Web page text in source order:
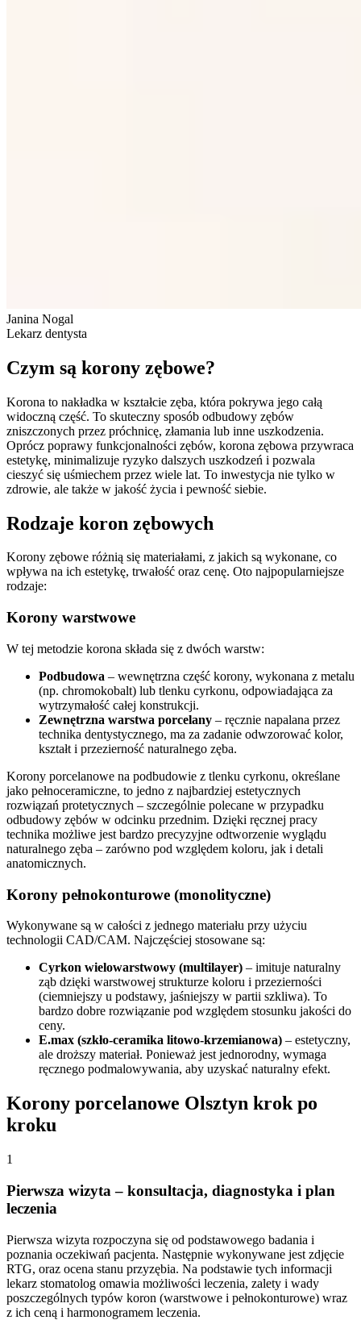
Janina Nogal
Lekarz dentysta
Czym są korony zębowe?
Korona to nakładka w kształcie zęba, która pokrywa jego całą
widoczną część. To skuteczny sposób odbudowy zębów
zniszczonych przez próchnicę, złamania lub inne uszkodzenia.
Oprócz poprawy funkcjonalności zębów, korona zębowa przywraca
estetykę, minimalizuje ryzyko dalszych uszkodzeń i pozwala
cieszyć się uśmiechem przez wiele lat. To inwestycja nie tylko w
zdrowie, ale także w jakość życia i pewność siebie.
Rodzaje koron zębowych
Korony zębowe różnią się materiałami, z jakich są wykonane, co
wpływa na ich estetykę, trwałość oraz cenę. Oto najpopularniejsze
rodzaje:
Korony warstwowe
W tej metodzie korona składa się z dwóch warstw:
Podbudowa – wewnętrzna część korony, wykonana z metalu
(np. chromokobalt) lub tlenku cyrkonu, odpowiadająca za
wytrzymałość całej konstrukcji.
Zewnętrzna warstwa porcelany – ręcznie napalana przez
technika dentystycznego, ma za zadanie odwzorować kolor,
kształt i przezierność naturalnego zęba.
Korony porcelanowe na podbudowie z tlenku cyrkonu, określane
jako pełnoceramiczne, to jedno z najbardziej estetycznych
rozwiązań protetycznych – szczególnie polecane w przypadku
odbudowy zębów w odcinku przednim. Dzięki ręcznej pracy
technika możliwe jest bardzo precyzyjne odtworzenie wyglądu
naturalnego zęba – zarówno pod względem koloru, jak i detali
anatomicznych.
Korony pełnokonturowe (monolityczne)
Wykonywane są w całości z jednego materiału przy użyciu
technologii CAD/CAM. Najczęściej stosowane są:
Cyrkon wielowarstwowy (multilayer) – imituje naturalny
ząb dzięki warstwowej strukturze koloru i przezierności
(ciemniejszy u podstawy, jaśniejszy w partii szkliwa). To
bardzo dobre rozwiązanie pod względem stosunku jakości do
ceny.
E.max (szkło-ceramika litowo-krzemianowa) – estetyczny,
ale droższy materiał. Ponieważ jest jednorodny, wymaga
ręcznego podmalowywania, aby uzyskać naturalny efekt.
Korony porcelanowe Olsztyn krok po
kroku
1
Pierwsza wizyta – konsultacja, diagnostyka i plan
leczenia
Pierwsza wizyta rozpoczyna się od podstawowego badania i
poznania oczekiwań pacjenta. Następnie wykonywane jest zdjęcie
RTG, oraz ocena stanu przyzębia. Na podstawie tych informacji
lekarz stomatolog omawia możliwości leczenia, zalety i wady
poszczególnych typów koron (warstwowe i pełnokonturowe) wraz
z ich ceną i harmonogramem leczenia.